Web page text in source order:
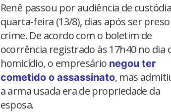
Renê passou por audiência de
quarta-feira (13/8), dias após ser
crime. De acordo com o boletim de
ocorrência registrado às 17h40 no dia
homicídio, o empresário negou ter
cometido o assassinato, mas
a arma usada era de propriedade da
esposa.